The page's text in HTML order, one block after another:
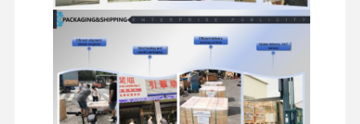
Graafmotor
de uitrusting van de motorverbouwing
Injectiepomp